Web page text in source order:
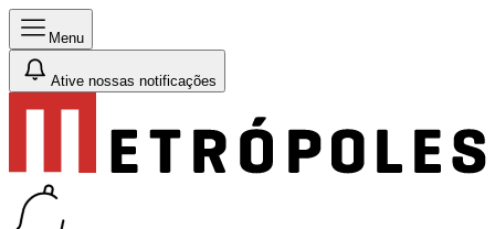
Menu
Ative nossas notificações